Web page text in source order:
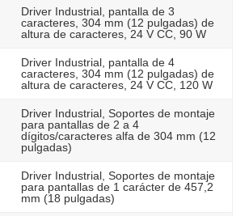
Driver Industrial, pantalla de 3
caracteres, 304 mm (12 pulgadas) de
altura de caracteres, 24 V CC, 90 W
Driver Industrial, pantalla de 4
caracteres, 304 mm (12 pulgadas) de
altura de caracteres, 24 V CC, 120 W
Driver Industrial, Soportes de montaje
para pantallas de 2 a 4
dígitos/caracteres alfa de 304 mm (12
pulgadas)
Driver Industrial, Soportes de montaje
para pantallas de 1 carácter de 457,2
mm (18 pulgadas)